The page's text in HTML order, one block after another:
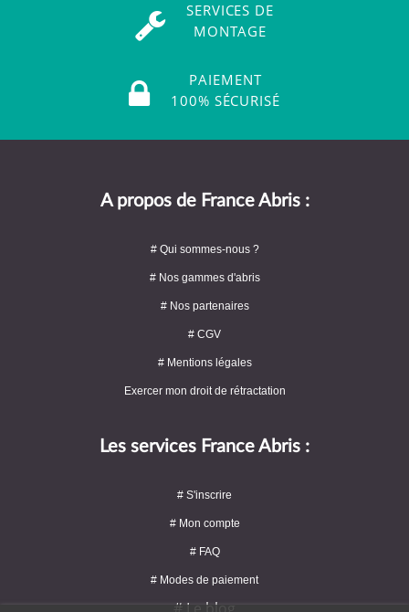
SERVICES DE
MONTAGE
PAIEMENT
100% SÉCURISÉ
A propos de France Abris :
# Qui sommes-nous ?
# Nos gammes d'abris
# Nos partenaires
# CGV
# Mentions légales
Exercer mon droit de rétractation
Les services France Abris :
# S'inscrire
# Mon compte
# FAQ
# Modes de paiement